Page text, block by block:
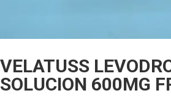
VELATUSS
SOLUCION 600MG